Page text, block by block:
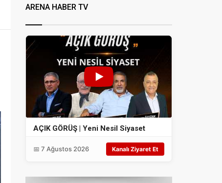
ARENA HABER TV
AÇIK GÖRÜŞ | Yeni Nesil Siyaset
📅 7 Ağustos 2026 Kanalı Ziyaret Et